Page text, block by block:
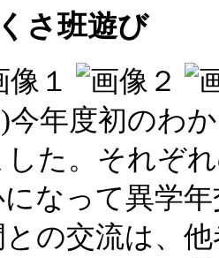
さ班遊び
今年度初のわ
た。それぞ
なって異学
の交流は、